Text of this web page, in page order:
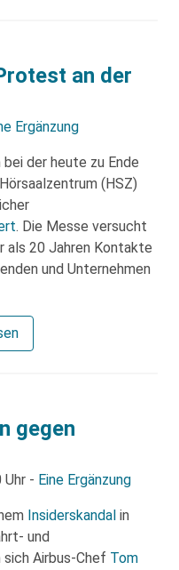
an der
Ergänzung
der heute zu Ende
(HSZ)
. Die Messe versucht
als 20 Jahren Kontakte
und Unternehmen
gegen
Uhr - Eine Ergänzung
Insiderskandal in
und
sich Airbus-Chef Tom